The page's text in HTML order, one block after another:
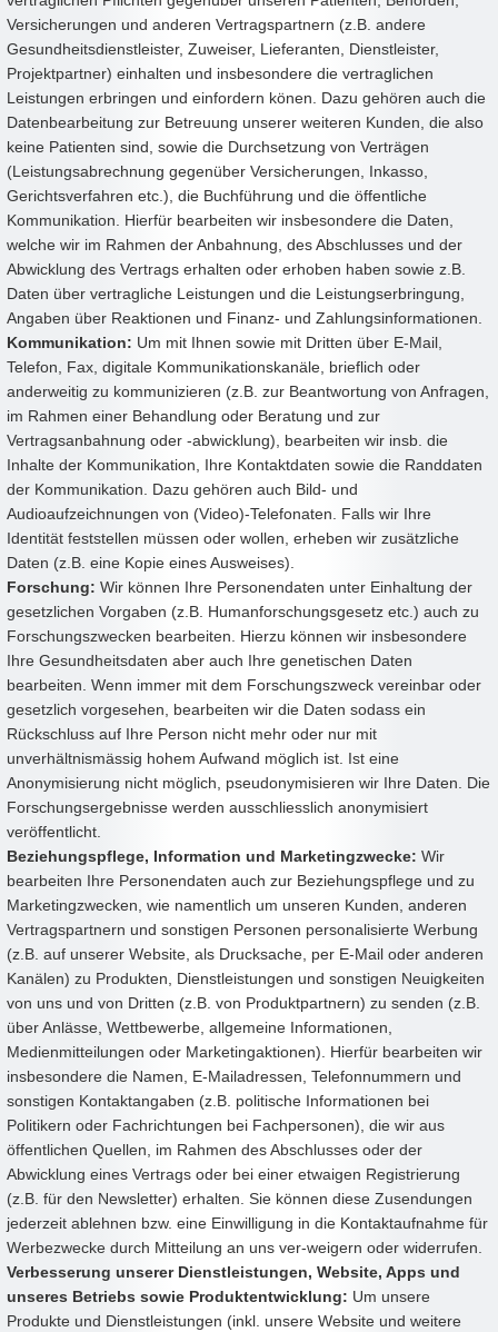
Versicherungen und anderen Vertragspartnern (z.B. andere
Gesundheitsdienstleister, Zuweiser, Lieferanten, Dienstleister,
Projektpartner) einhalten und insbesondere die vertraglichen
Leistungen erbringen und einfordern könen. Dazu gehören auch die
Datenbearbeitung zur Betreuung unserer weiteren Kunden, die also
keine Patienten sind, sowie die Durchsetzung von Verträgen
(Leistungsabrechnung gegenüber Versicherungen, Inkasso,
Gerichtsverfahren etc.), die Buchführung und die öffentliche
Kommunikation. Hierfür bearbeiten wir insbesondere die Daten,
welche wir im Rahmen der Anbahnung, des Abschlusses und der
Abwicklung des Vertrags erhalten oder erhoben haben sowie z.B.
Daten über vertragliche Leistungen und die Leistungserbringung,
Angaben über Reaktionen und Finanz- und Zahlungsinformationen.
Kommunikation: Um mit Ihnen sowie mit Dritten über E-Mail,
Telefon, Fax, digitale Kommunikationskanäle, brieflich oder
anderweitig zu kommunizieren (z.B. zur Beantwortung von Anfragen,
im Rahmen einer Behandlung oder Beratung und zur
Vertragsanbahnung oder -abwicklung), bearbeiten wir insb. die
Inhalte der Kommunikation, Ihre Kontaktdaten sowie die Randdaten
der Kommunikation. Dazu gehören auch Bild- und
Audioaufzeichnungen von (Video)-Telefonaten. Falls wir Ihre
Identität feststellen müssen oder wollen, erheben wir zusätzliche
Daten (z.B. eine Kopie eines Ausweises).
Forschung: Wir können Ihre Personendaten unter Einhaltung der
gesetzlichen Vorgaben (z.B. Humanforschungsgesetz etc.) auch zu
Forschungszwecken bearbeiten. Hierzu können wir insbesondere
Ihre Gesundheitsdaten aber auch Ihre genetischen Daten
bearbeiten. Wenn immer mit dem Forschungszweck vereinbar oder
gesetzlich vorgesehen, bearbeiten wir die Daten sodass ein
Rückschluss auf Ihre Person nicht mehr oder nur mit
unverhältnismässig hohem Aufwand möglich ist. Ist eine
Anonymisierung nicht möglich, pseudonymisieren wir Ihre Daten. Die
Forschungsergebnisse werden ausschliesslich anonymisiert
veröffentlicht.
Beziehungspflege, Information und Marketingzwecke: Wir
bearbeiten Ihre Personendaten auch zur Beziehungspflege und zu
Marketingzwecken, wie namentlich um unseren Kunden, anderen
Vertragspartnern und sonstigen Personen personalisierte Werbung
(z.B. auf unserer Website, als Drucksache, per E-Mail oder anderen
Kanälen) zu Produkten, Dienstleistungen und sonstigen Neuigkeiten
von uns und von Dritten (z.B. von Produktpartnern) zu senden (z.B.
über Anlässe, Wettbewerbe, allgemeine Informationen,
Medienmitteilungen oder Marketingaktionen). Hierfür bearbeiten wir
insbesondere die Namen, E-Mailadressen, Telefonnummern und
sonstigen Kontaktangaben (z.B. politische Informationen bei
Politikern oder Fachrichtungen bei Fachpersonen), die wir aus
öffentlichen Quellen, im Rahmen des Abschlusses oder der
Abwicklung eines Vertrags oder bei einer etwaigen Registrierung
(z.B. für den Newsletter) erhalten. Sie können diese Zusendungen
jederzeit ablehnen bzw. eine Einwilligung in die Kontaktaufnahme für
Werbezwecke durch Mitteilung an uns ver-weigern oder widerrufen.
Verbesserung unserer Dienstleistungen, Website, Apps und
unseres Betriebs sowie Produktentwicklung: Um unsere
Produkte und Dienstleistungen (inkl. unsere Website und weitere